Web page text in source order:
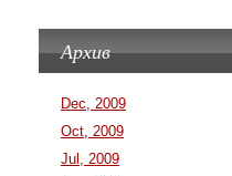
Архив
Dec, 2009
Oct, 2009
Jul, 2009